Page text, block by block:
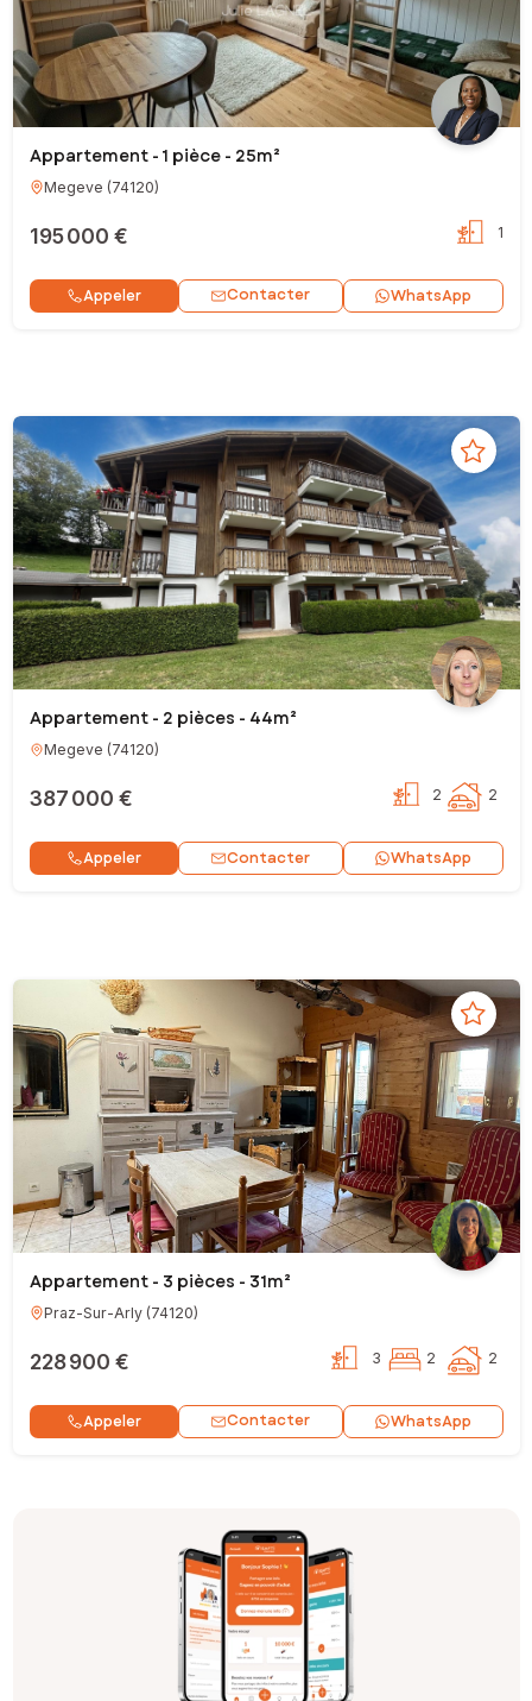
Appartement - 1 pièce - 25m²
Megeve (74120)
195 000 € 1
Appeler Contacter WhatsApp
Appartement - 2 pièces - 44m²
Megeve (74120)
387 000 € 2 2
Appeler Contacter WhatsApp
Appartement - 3 pièces - 31m²
Praz-Sur-Arly(74120)
228 900 € 3 2 2
Appeler Contacter WhatsApp